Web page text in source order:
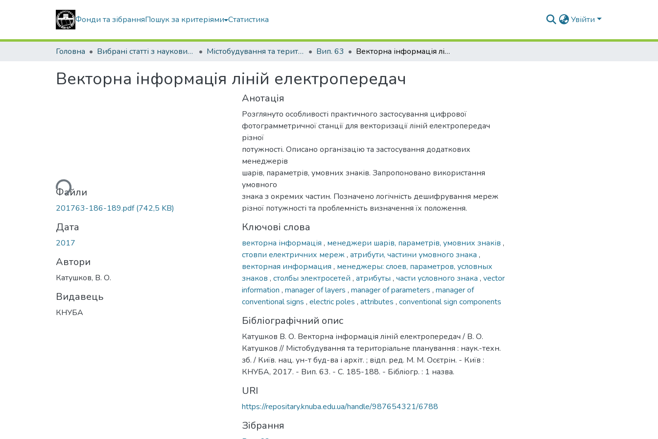
Фонди та зібранняПошук за критеріями Статистика Увійти
Головна Вибрані статті з наукових збірників КНУБА Містобудування та територіальне планування Вип. 63 Векторна інформація ліній електропередач
Векторна інформація ліній електропередач
Вантажиться...
Файли
201763-186-189.pdf(742,5 KB)
Дата
2017
Автори
Катушков, В. О.
Видавець
КНУБА
Анотація
Розглянуто особливості практичного застосування цифрової
фотограмметричної станції для векторизації ліній електропередач
різної
потужності. Описано організацію та застосування додаткових
менеджерів
шарів, параметрів, умовних знаків. Запропоновано використання
умовного
знака з окремих частин. Позначено логічність дешифрування мереж
різної потужності та проблемність визначення їх положення.
Ключові слова
векторна інформація , менеджери шарів, параметрів, умовних знаків ,
стовпи електричних мереж, атрибути, частини умовного знака ,
векторная информация , менеджеры: слоев, параметров, условных
знаков , столбы электросетей , атрибуты , части условного знака , vector
information , manager of layers , manager of parameters , manager of
conventional signs , electric poles , attributes , conventional sign components
Бібліографічний опис
Катушков В. О. Векторна інформація ліній електропередач / В. О.
Катушков // Містобудування та територіальне планування : наук.-техн.
зб. / Київ. нац. ун-т буд-ва і архіт. ; відп. ред. М. М. Осєтрін. - Київ :
КНУБА, 2017. - Вип. 63. - С. 185-188. - Бібліогр. : 1 назва.
URI
https://repositary.knuba.edu.ua/handle/987654321/6788
Зібрання